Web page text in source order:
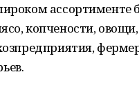
ассортименте
копчености,